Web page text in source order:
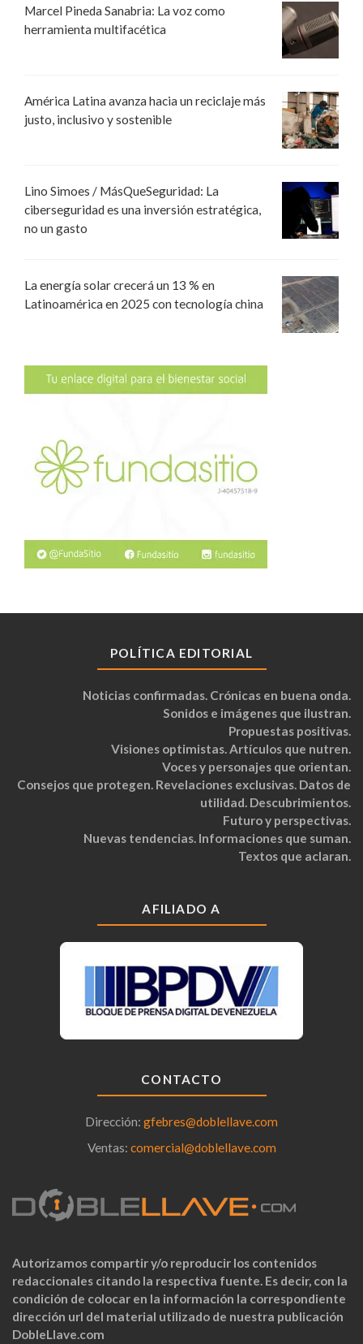
Marcel Pineda Sanabria: La voz como
herramienta multifacética
América Latina avanza hacia un reciclaje más
justo, inclusivo y sostenible
Lino Simoes / MásQueSeguridad: La
ciberseguridad es una inversión estratégica,
no un gasto
La energía solar crecerá un 13 % en
Latinoamérica en 2025 con tecnología china
POLÍTICA EDITORIAL
Noticias confirmadas. Crónicas en buena onda.
Sonidos e imágenes que ilustran.
Propuestas positivas.
Visiones optimistas. Artículos que nutren.
Voces y personajes que orientan.
Consejos que protegen. Revelaciones exclusivas. Datos de
utilidad. Descubrimientos.
Futuro y perspectivas.
Nuevas tendencias. Informaciones que suman.
Textos que aclaran.
AFILIADO A
CONTACTO
Dirección: gfebres@doblellave.com
Ventas: comercial@doblellave.com
Autorizamos compartir y/o reproducir los contenidos
redaccionales citando la respectiva fuente. Es decir, con la
condición de colocar en la información la correspondiente
dirección url del material utilizado de nuestra publicación
DobleLlave.com